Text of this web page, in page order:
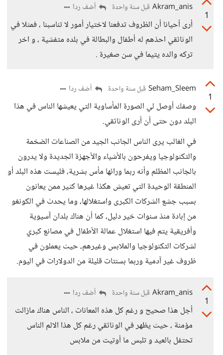
1
Akram_anis قبل سنة واحدة أضف ردا
أرى أحيانا أن الظروف تدفعنا لاختيار أمور لا تناسبنا ، فمثلا في
الوثائقي احذهم له أطفال والبطالة في بلده متفشية ، و اخر
تركه والده يتيما في سن صغيرة .
1
Seham_Sleem قبل سنة واحدة أضف ردا
وصفك أوصل لي الصورة المأساوية التي يعيشها الناس في هذا
البلد دون حتى أن أرى الوثائقي.
في الغالب يرى الناس الجانب الجيد من الصناعات الضخمة
والتكنولوچيا ويفرحون بالأشياء والأجهزة الجديدة ولا يدرون
بالجانب المظلم وأنه ربما ورائها مأس بشرية، فليست هذه البلد أو
المنطقة الوحيدة التي تعيش هكذا غيرها كثير ممن يعانون
بسبب جشع الشركات الكبرى واستغلالها، وما يحدث في الكونغو
من إبادة منذ سنوات خير دليل، كما أن هناك بلدان آسيوية
وأفريقية يتم فيها استغلال عمالة الأطفال في مصانع كبري
لشركات التكنولوچيا والملابس وغيرهم، حيث يعملون في
ظروف غير آدمية وربما بسنتات قليلة من الدولارات في اليوم.
1
Akram_anis قبل سنة واحدة أضف ردا
أجل هذا صحيح و رغم كل هذه المعانات ، الناس هناك مازالت
مؤمنة ، حيث يظهر في الوثائقي رغم كل هذا الالم الناس
تحتفل بالعيد و تلبس ما أوتيت من ملابس